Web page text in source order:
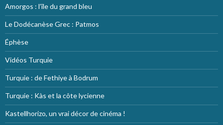
Amorgos : l’île du grand bleu
Le Dodécanèse Grec : Patmos
Éphèse
Vidéos Turquie
Turquie : de Fethiye à Bodrum
Turquie : Kàs et la côte lycienne
Kastellhorizo, un vrai décor de cinéma !